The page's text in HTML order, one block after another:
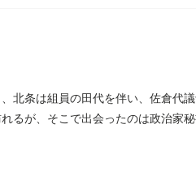
北条は組員の田代を伴い、佐倉代
るが、そこで出会ったのは政治家秘